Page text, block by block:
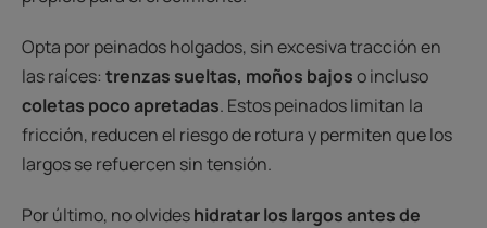
Opta por peinados holgados, sin excesiva tracción en
las raíces: trenzas sueltas, moños bajoso incluso
coletas poco apretadas. Estos peinados limitan la
fricción, reducen el riesgo de rotura y permiten que los
largos se refuercen sin tensión.
Por último, no olvideshidratar los largos antes de